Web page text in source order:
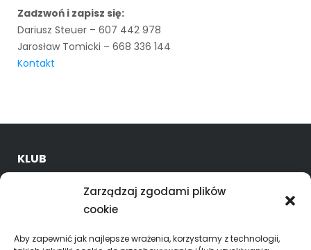
Zarządzaj zgodami plików
cookie
Aby zapewnić jak najlepsze wrażenia, korzystamy z technologii,
Zadzwoń i zapisz się:
Dariusz Steuer – 607 442 978
Jarosław Tomicki – 668 336 144
Kontakt
KLUB
Godziny treningów